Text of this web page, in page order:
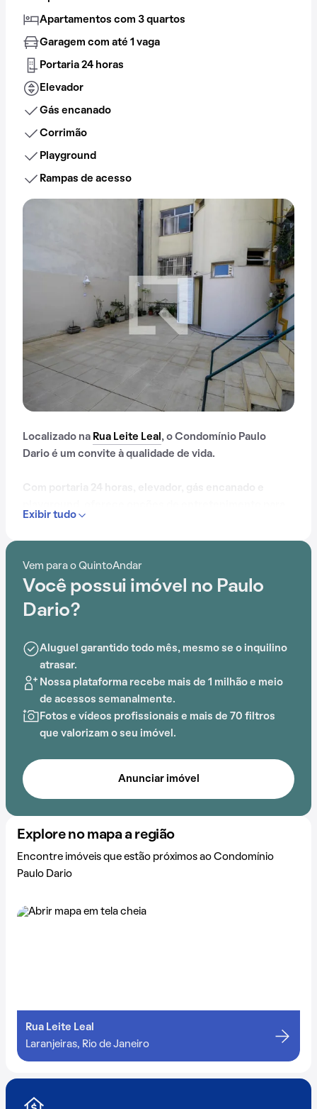
Apartamentos com 3 quartos
Garagem com até 1 vaga
Portaria 24 horas
Elevador
Gás encanado
Corrimão
Playground
Rampas de acesso
Localizado na Rua Leite Leal , o Condomínio Paulo
Dario é um convite à qualidade de vida.
Escola Municipal José de Alencar, Instituto Nacional
de Educacão de Surdos (INES), Clínica Ênio Serra,
Morro do Chico e Fluminense Futebol Clube está
Condomínio Paulo Dario.
Exibir tudo
Vem para o QuintoAndar
Você possui imóvel no Paulo
Dario?
Aluguel garantido todo mês, mesmo se o inquilino
atrasar.
Nossa plataforma recebe mais de 1 milhão e meio
de acessos semanalmente.
Fotos e vídeos profissionais e mais de 70 filtros
que valorizam o seu imóvel.
Anunciar imóvel
Explore no mapa a região
Encontre imóveis que estão próximos ao Condomínio
Paulo Dario
Rua Leite Leal
Laranjeiras, Rio de Janeiro